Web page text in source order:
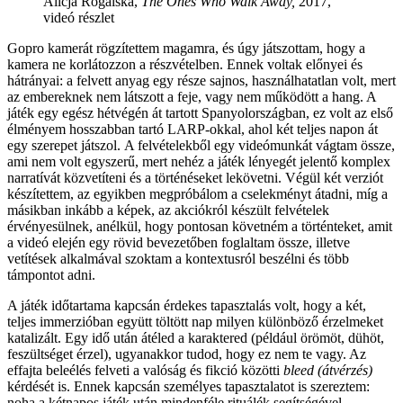
videó részlet
Gopro kamerát rögzítettem magamra, és úgy játszottam, hogy a
kamera ne korlátozzon a részvételben. Ennek voltak előnyei és
hátrányai: a felvett anyag egy része sajnos, használhatatlan volt, mert
az embereknek nem látszott a feje, vagy nem működött a hang. A
játék egy egész hétvégén át tartott Spanyolországban, ez volt az első
élményem hosszabban tartó LARP-okkal, ahol két teljes napon át
egy szerepet játszol. A felvételekből egy videómunkát vágtam össze,
ami nem volt egyszerű, mert nehéz a játék lényegét jelentő komplex
narratívát közvetíteni és a történéseket lekövetni. Végül két verziót
készítettem, az egyikben megpróbálom a cselekményt átadni, míg a
másikban inkább a képek, az akciókról készült felvételek
érvényesülnek, anélkül, hogy pontosan követném a történteket, amit
a videó elején egy rövid bevezetőben foglaltam össze, illetve
vetítések alkalmával szoktam a kontextusról beszélni és több
támpontot adni.
A játék időtartama kapcsán érdekes tapasztalás volt, hogy a két,
teljes immerzióban együtt töltött nap milyen különböző érzelmeket
katalizált. Egy idő után átéled a karaktered (például örömöt, dühöt,
feszültséget érzel), ugyanakkor tudod, hogy ez nem te vagy. Az
effajta beleélés felveti a valóság és fikció közötti bleed (átvérzés)
kérdését is. Ennek kapcsán személyes tapasztalatot is szereztem: